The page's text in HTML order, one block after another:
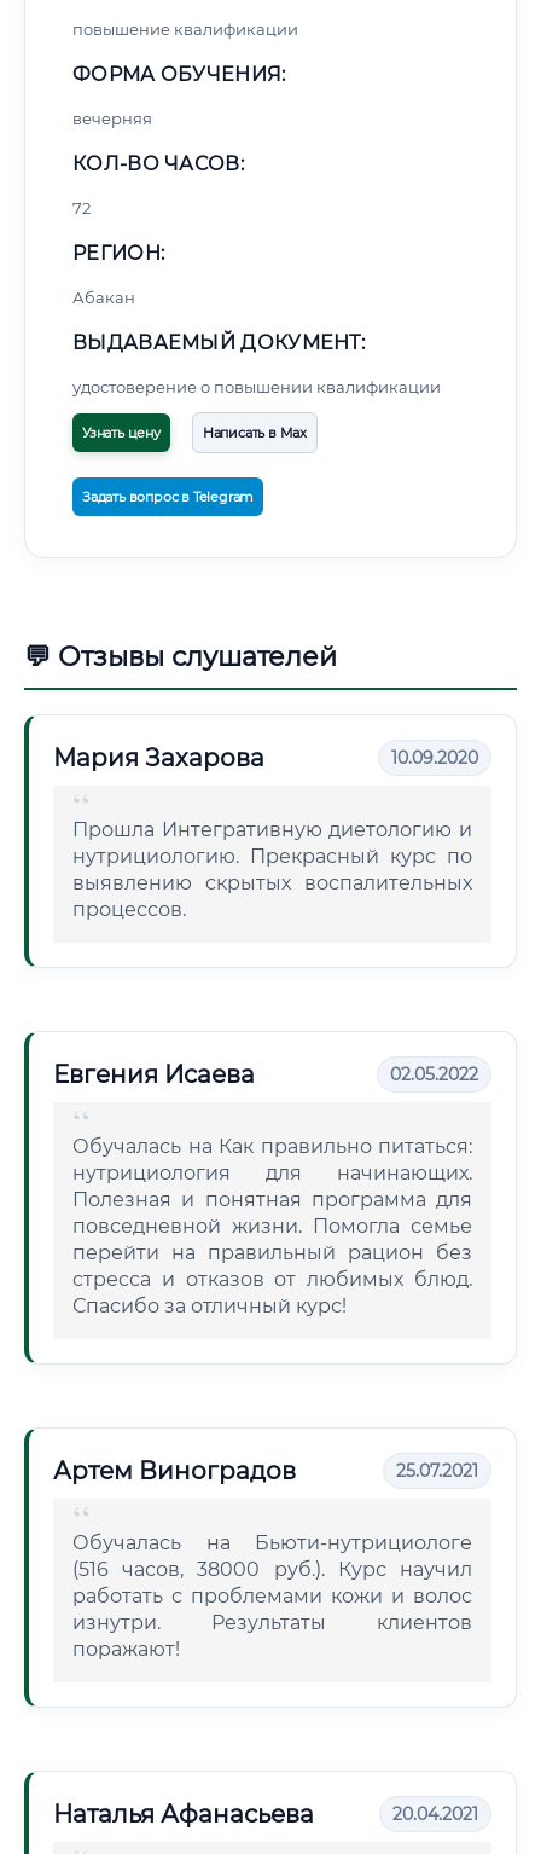
повышение квалификации
ФОРМА ОБУЧЕНИЯ:
вечерняя
КОЛ-ВО ЧАСОВ:
72
РЕГИОН:
Абакан
ВЫДАВАЕМЫЙ ДОКУМЕНТ:
удостоверение о повышении квалификации
Узнать цену Написать в Max
Задать вопрос в Telegram
💬 Отзывы слушателей
Мария Захарова 10.09.2020
Прошла Интегративную диетологию и
нутрициологию. Прекрасный курс по
выявлению скрытых воспалительных
процессов.
Евгения Исаева 02.05.2022
Обучалась на Как правильно питаться:
нутрициология для начинающих.
Полезная и понятная программа для
повседневной жизни. Помогла семье
перейти на правильный рацион без
стресса и отказов от любимых блюд.
Спасибо за отличный курс!
Артем Виноградов 25.07.2021
Обучалась на Бьюти-нутрициологе
(516 часов, 38000 руб.). Курс научил
работать с проблемами кожи и волос
изнутри. Результаты клиентов
поражают!
Наталья Афанасьева 20.04.2021